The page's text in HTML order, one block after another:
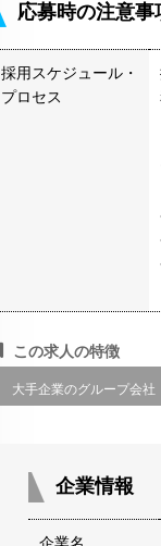
応募時の注意事
採用スケジュール・
プロセス
この求人の特徴
大手企業のグループ会社
企業情報
企業名